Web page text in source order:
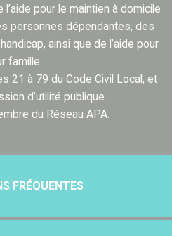
pour le maintien à domicile
personnes dépendantes, des
ainsi que de l’aide pour
famille.
21 à 79 du Code Civil Local, et
d’utilité publique.
du Réseau APA.
FRÉQUENTES